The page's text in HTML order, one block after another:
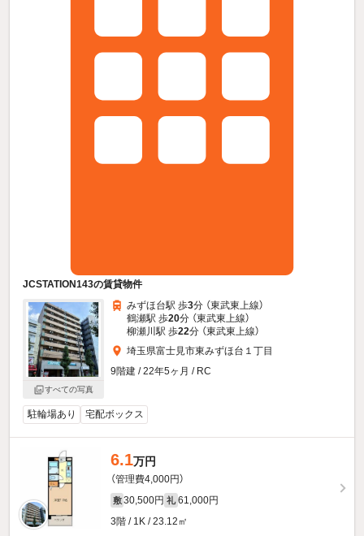
JCSTATION143の賃貸物件
すべての写真
みずほ台駅 歩3分 （東武東上線）
鶴瀬駅 歩20分 （東武東上線）
柳瀬川駅 歩22分 （東武東上線）
埼玉県富士見市東みずほ台１丁目
9階建 / 22年5ヶ月 / RC
駐輪場あり 宅配ボックス
6.1万円
（管理費4,000円）
敷 30,500円 礼 61,000円
3階 / 1K / 23.12㎡